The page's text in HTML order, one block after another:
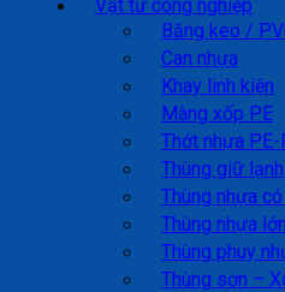
Vật tư công nghiệp
Băng keo /
Can nhựa
Khay linh kiện
Màng xốp PE
Thớt nhựa PE-
Thùng giữ lạnh
Thùng nhựa
Thùng nhựa lớn
Thùng phuy
Thùng sơn –